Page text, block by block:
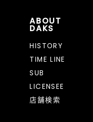
ABOUT
DAKS
HISTORY
TIME LINE
SUB
LICENSEE
店舗検索